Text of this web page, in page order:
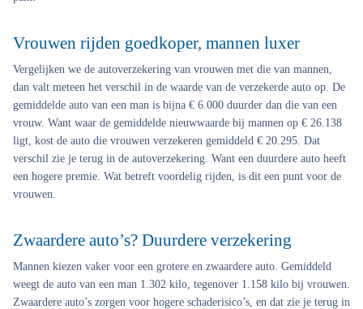
Vrouwen rijden goedkoper, mannen luxer
Vergelijken we de autoverzekering van vrouwen met die van mannen,
dan valt meteen het verschil in de waarde van de verzekerde auto op. De
gemiddelde auto van een man is bijna € 6.000 duurder dan die van een
vrouw. Want waar de gemiddelde nieuwwaarde bij mannen op € 26.138
ligt, kost de auto die vrouwen verzekeren gemiddeld € 20.295. Dat
verschil zie je terug in de autoverzekering. Want een duurdere auto heeft
een hogere premie. Wat betreft voordelig rijden, is dit een punt voor de
vrouwen.
Zwaardere auto’s? Duurdere verzekering
Mannen kiezen vaker voor een grotere en zwaardere auto. Gemiddeld
weegt de auto van een man 1.302 kilo, tegenover 1.158 kilo bij vrouwen.
Zwaardere auto’s zorgen voor hogere schaderisico’s, en dat zie je terug in